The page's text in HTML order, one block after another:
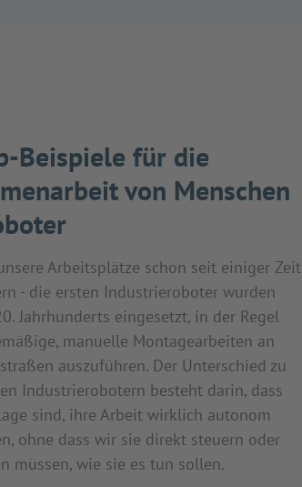
Beispiele für die
von Menschen
Arbeitsplätze schon seit einiger Zeit
- die ersten Industrieroboter wurden
Jahrhunderts eingesetzt, in der Regel
manuelle Montagearbeiten an
auszuführen. Der Unterschied zu
Industrierobotern besteht darin, dass
sind, ihre Arbeit wirklich autonom
ohne dass wir sie direkt steuern oder
müssen, wie sie es tun sollen.